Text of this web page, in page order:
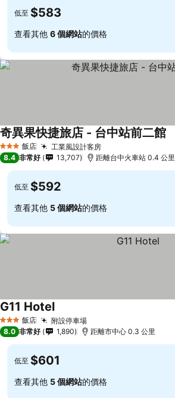
低至 $583
查看其他 6 個網站的價格
3 星級 飯店 工業風設計客房查看價格
奇異果快捷旅店 - 台中站前二館
8.4 非常好 13,707 距離台中火車站 0.4 公里
低至 $592
查看其他 5 個網站的價格
3 星級 飯店 附設停車場查看價格
G11 Hotel查看價格
8.0 非常好 1,890 距離市中心 0.3 公里
低至 $601
查看其他 5 個網站的價格